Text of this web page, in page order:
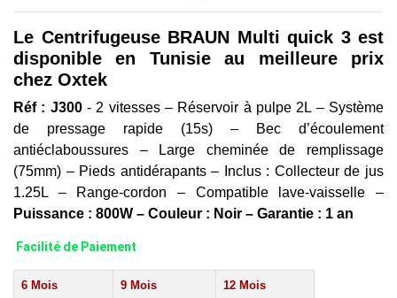
Le Centrifugeuse BRAUN Multi quick 3 est
disponible en Tunisie au meilleure prix
chez Oxtek
Réf : J300- 2 vitesses – Réservoir à pulpe 2L – Système
de pressage rapide (15s) – Bec d’écoulement
antiéclaboussures – Large cheminée de remplissage
(75mm) – Pieds antidérapants – Inclus : Collecteur de jus
1.25L – Range-cordon – Compatible lave-vaisselle –
Puissance : 800W – Couleur : Noir – Garantie : 1 an
Facilité de Paiement
6 Mois 9 Mois 12 Mois